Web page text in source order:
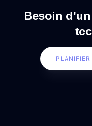
Besoin
PLANIFIER